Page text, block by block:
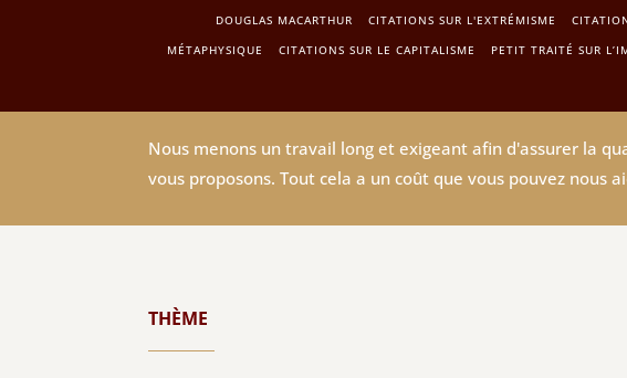
DOUGLAS MACARTHUR CITATIONS SUR L'EXTRÉMISME
MÉTAPHYSIQUE
CITATIONS SUR LE CAPITALISME PETIT TRAITÉ SUR
Nous menons un travail long et exigeant afin d'assurer la
vous proposons. Tout cela a un coût que vous pouvez nous
THÈME